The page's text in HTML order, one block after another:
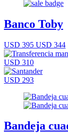
Banco Toby
USD 395 USD 344
USD 310
USD 293
Bandeja